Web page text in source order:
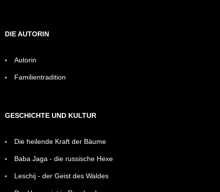
DIE AUTORIN
Autorin
Familientradition
GESCHICHTE UND KULTUR
Die heilende Kraft der Bäume
Baba Jaga - die russische Hexe
Leschij - der Geist des Waldes